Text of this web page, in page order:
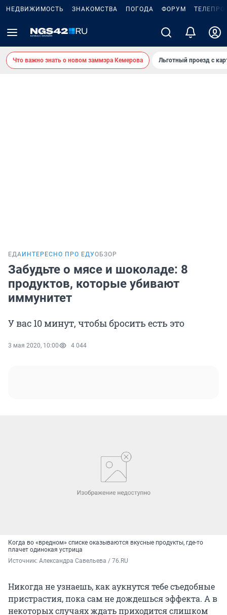
НЕДВИЖИМОСТЬ ЗНАКОМСТВА ПОГОДА ФОРУМ
Что важно знать о новом заммэра Кемерова Льготный проезд с
ЕДА ИНТЕРЕСНО ПРО ЕДУОБЗОР
Забудьте о мясе и шоколаде: 8
продуктов, которые убивают
иммунитет
У вас 10 минут, чтобы бросить есть это
3 мая 2020, 10:00 4 044
Когда во «вредном» списке оказываются вкусные продукты, где-то
плачет одинокая устрица
Источник: Александра Савельева / 76.RU
Никогда не узнаешь, как аукнутся тебе съедобные
пристрастия, пока сам не дождешься эффекта. А в
некоторых случаях ждать приходится слишком